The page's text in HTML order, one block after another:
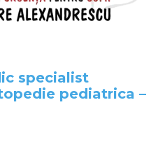
specialist
pediatrica –